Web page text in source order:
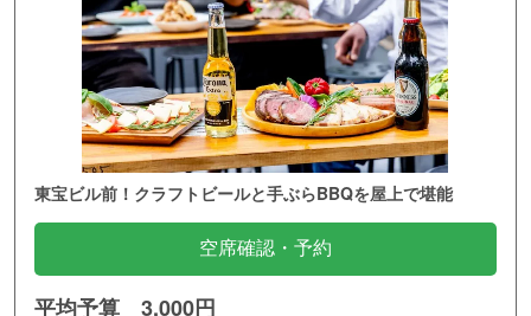
東宝ビル前！クラフトビールと手ぶらBBQを屋上で堪能
空席確認・予約
平均予算 3,000円